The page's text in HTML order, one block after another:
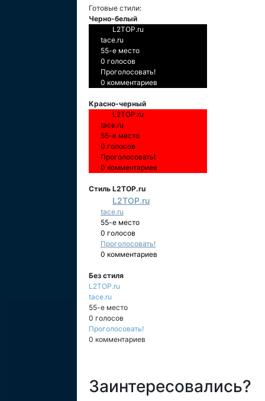
Готовые стили:
Черно-белый
L2TOP.ru
tace.ru
55-е место
0 голосов
Проголосовать!
0 комментариев
Красно-черный
L2TOP.ru
tace.ru
55-е место
0 голосов
Проголосовать!
0 комментариев
Стиль L2TOP.ru
L2TOP.ru
tace.ru
55-е место
0 голосов
Проголосовать!
0 комментариев
Без стиля
L2TOP.ru
tace.ru
55-е место
0 голосов
Проголосовать!
0 комментариев
Заинтересовались?